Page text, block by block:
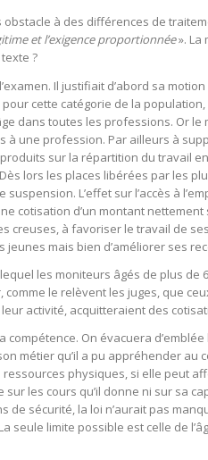
obstacle à des différences de
et l’exigence proportionnée».
?
Il justifiait d’abord sa
cette catégorie de la
dans toutes les professions. Or le
une profession. Par ailleurs à
sur la répartition du travail
lors les places libérées par les
L’effet sur l’accès à
cotisation d’un montant
creuses, à favoriser le travail de
mais bien d’améliorer ses
les moniteurs âgés de plus
le relèvent les juges, que
activité, acquitteraient des
On évacuera
métier qu’il a pu appréhender au
physiques, si elle peut
sur les cours qu’il donne ni sur sa
sécurité, la loi n’aurait pas
seule limite possible est celle de